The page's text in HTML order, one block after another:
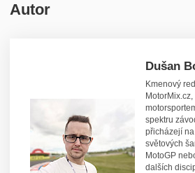
Autor
Dušan
Kmenový
MotorMix.cz,
spektru
přicházejí
světových
MotoGP
dalších